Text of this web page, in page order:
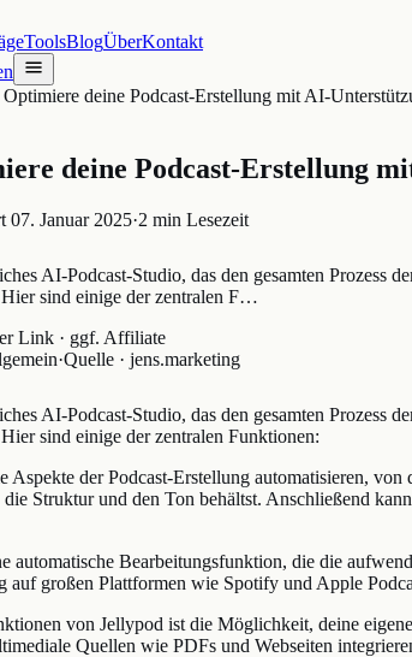
ToolsBlogÜberKontakt
deine Podcast-Erstellung mit AI-
deine Podcast-Erstellung
07. Januar 2025·2 min Lesezeit
AI-Podcast-Studio, das den gesamten Prozess
Hier sind einige der zentralen F…
Link · ggf. Affiliate
·Quelle · jens.marketing
AI-Podcast-Studio, das den gesamten Prozess
sind einige der zentralen Funktionen:
Aspekte der Podcast-Erstellung automatisieren,
Struktur und den Ton behältst. Anschließend
automatische Bearbeitungsfunktion, die die
auf großen Plattformen wie Spotify und Apple
von Jellypod ist die Möglichkeit, deine
Quellen wie PDFs und Webseiten